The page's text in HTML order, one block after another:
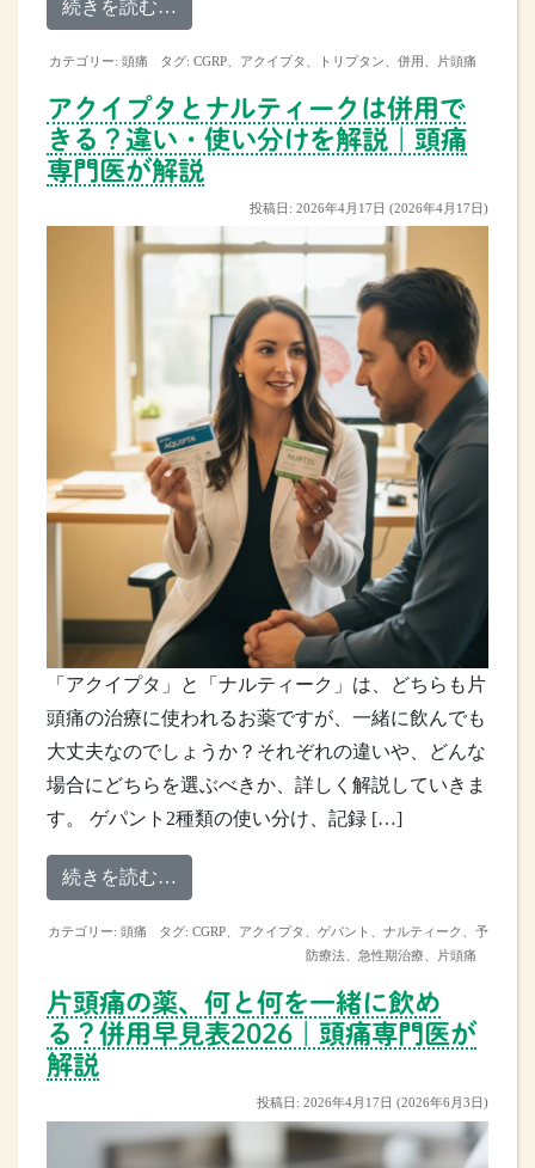
続きを読む…
カテゴリー: 頭痛 タグ: CGRP アクイプタ トリプタン 併用 片頭痛
アクイプタとナルティークは併用で
きる？違い・使い分けを解説｜頭痛
専門医が解説
投稿日: 2026年4月17日 (2026年4月17日)
「アクイプタ」と「ナルティーク」は、どちらも片
頭痛の治療に使われるお薬ですが、一緒に飲んでも
大丈夫なのでしょうか？それぞれの違いや、どんな
場合にどちらを選ぶべきか、詳しく解説していきま
す。 ゲパント2種類の使い分け、記録 […]
続きを読む…
カテゴリー: 頭痛 タグ: CGRP アクイプタ ゲパント ナルティーク
予
防療法
急性期治療 片頭痛
片頭痛の薬、何と何を一緒に飲め
る？併用早見表2026｜頭痛専門医が
解説
投稿日: 2026年4月17日 (2026年6月3日)